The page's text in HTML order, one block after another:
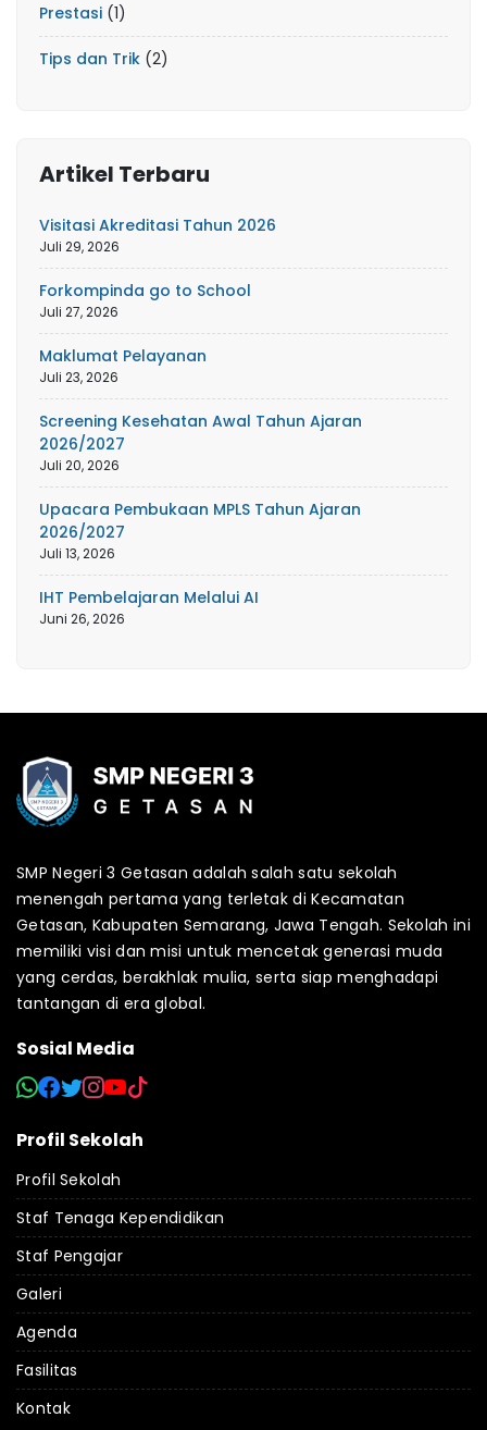
Prestasi (1)
Tips dan Trik (2)
Artikel Terbaru
Visitasi Akreditasi Tahun 2026
Juli 29, 2026
Forkompinda go to School
Juli 27, 2026
Maklumat Pelayanan
Juli 23, 2026
Screening Kesehatan Awal Tahun Ajaran
2026/2027
Juli 20, 2026
Upacara Pembukaan MPLS Tahun Ajaran
2026/2027
Juli 13, 2026
IHT Pembelajaran Melalui AI
Juni 26, 2026
SMP Negeri 3 Getasan adalah salah satu sekolah
menengah pertama yang terletak di Kecamatan
Getasan, Kabupaten Semarang, Jawa Tengah. Sekolah ini
memiliki visi dan misi untuk mencetak generasi muda
yang cerdas, berakhlak mulia, serta siap menghadapi
tantangan di era global.
Sosial Media
Profil Sekolah
Profil Sekolah
Staf Tenaga Kependidikan
Staf Pengajar
Galeri
Agenda
Fasilitas
Kontak